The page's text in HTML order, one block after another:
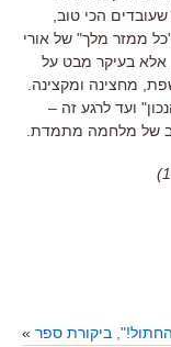
הכי טוב
כל ממזר מלך" של אורי
אלא בעיקר מבט על
מחצינה ומקצינה
" ועד לרגע זה –
של מלחמה מתמדת
ביקורת ספר »